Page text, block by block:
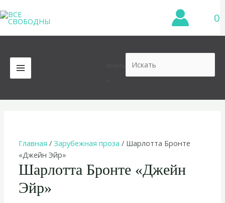
к
содержимому
0
MAIN
MENU
Главная /Зарубежная проза / Шарлотта Бронте
«Джейн Эйр»
Шарлотта Бронте «Джейн
Эйр»